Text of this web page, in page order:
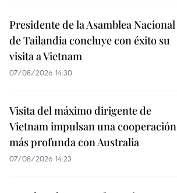
Presidente de la Asamblea Nacional
de Tailandia concluye con éxito su
visita a Vietnam
07/08/2026 14:30
Visita del máximo dirigente de
Vietnam impulsan una cooperación
más profunda con Australia
07/08/2026 14:23